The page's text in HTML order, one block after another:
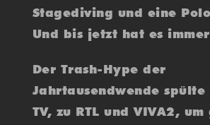
Stagediving und eine
Und bis jetzt hat es
Der Trash-Hype der
Jahrtausendwende spülte
TV, zu RTL und VIVA2,